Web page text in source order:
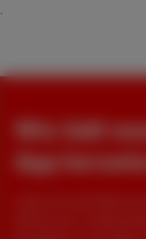
Wie lädt
App